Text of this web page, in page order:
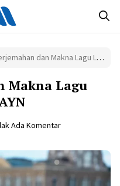
dan Makna Lagu Love Like This dari ZAYN
Makna Lagu
Ada Komentar